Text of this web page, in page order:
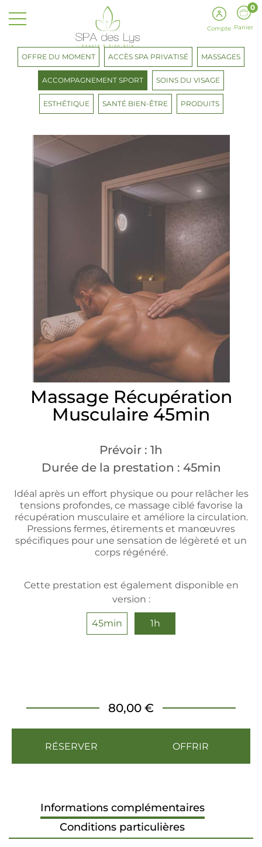
Compte
0
Panier
OFFRE DU MOMENT ACCÈS SPA PRIVATISÉ MASSAGES
ACCOMPAGNEMENT SPORT SOINS DU VISAGE
ESTHÉTIQUE SANTÉ BIEN-ÊTRE PRODUITS
Massage Récupération
Musculaire 45min
Prévoir : 1h
Durée de la prestation : 45min
Idéal après un effort physique ou pour relâcher les
tensions profondes, ce massage ciblé favorise la
récupération musculaire et améliore la circulation.
Pressions fermes, étirements et manœuvres
spécifiques pour une sensation de légèreté et un
corps régénéré.
Cette prestation est également disponible en
version :
45min 1h
RÉSERVER OFFRIR
80,00 €
Informations complémentaires
Conditions particulières